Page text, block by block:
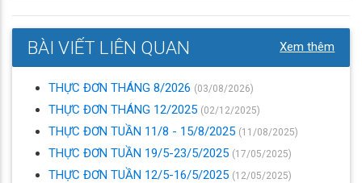
BÀI VIẾT LIÊN QUAN Xem thêm
THỰC ĐƠN THÁNG 8/2026 (03/08/2026)
THỰC ĐƠN THÁNG 12/2025 (02/12/2025)
THỰC ĐƠN TUẦN 11/8 - 15/8/2025 (11/08/2025)
THỰC ĐƠN TUẦN 19/5-23/5/2025 (17/05/2025)
THỰC ĐƠN TUẦN 12/5-16/5/2025 (12/05/2025)